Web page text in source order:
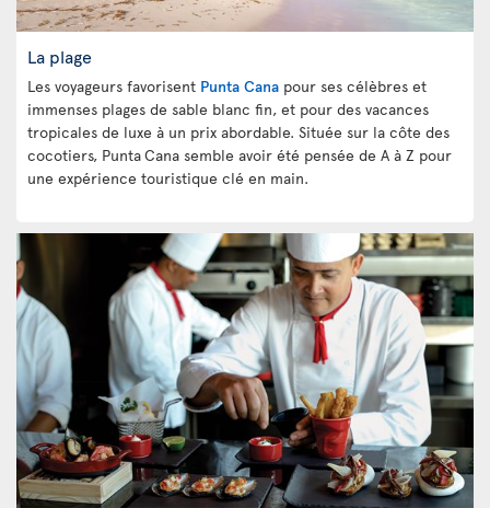
La plage
Les voyageurs favorisent Punta Cana pour ses célèbres et
immenses plages de sable blanc fin, et pour des vacances
tropicales de luxe à un prix abordable. Située sur la côte des
cocotiers, PuntaCana semble avoir été pensée de A à Z pour
une expérience touristique clé en main.